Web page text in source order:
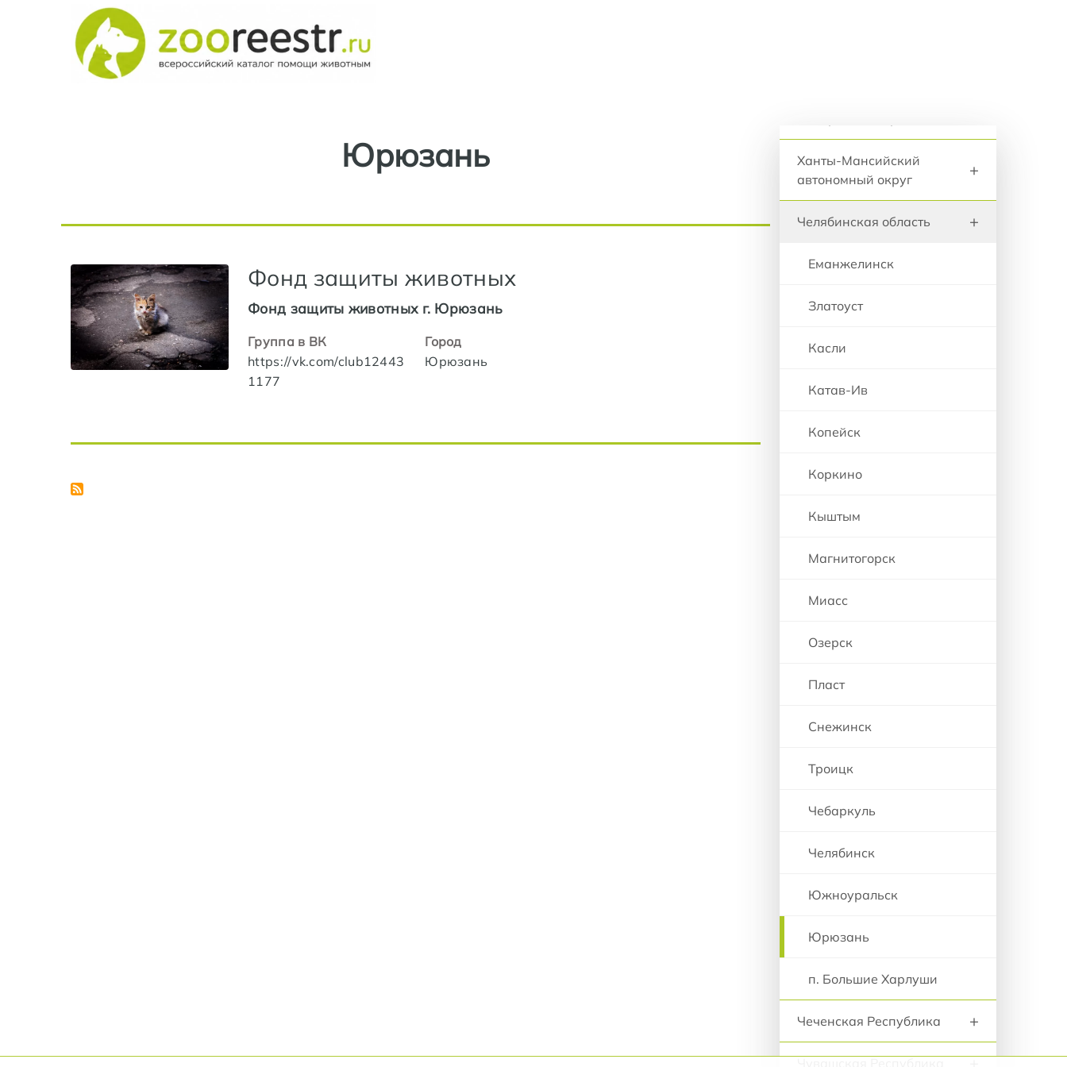
Юрюзань
Фонд защиты животных
Фонд защиты животных г. Юрюзань
Группа в ВК
https://vk.com/club12443
1177
Город
Юрюзань
Ханты-Мансийский
автономный округ
+
Челябинская область +
Еманжелинск
Златоуст
Касли
Катав-Ив
Копейск
Коркино
Кыштым
Магнитогорск
Миасс
Озерск
Пласт
Снежинск
Троицк
Чебаркуль
Челябинск
Южноуральск
Юрюзань
п. Большие Харлуши
Чеченская Республика +
+